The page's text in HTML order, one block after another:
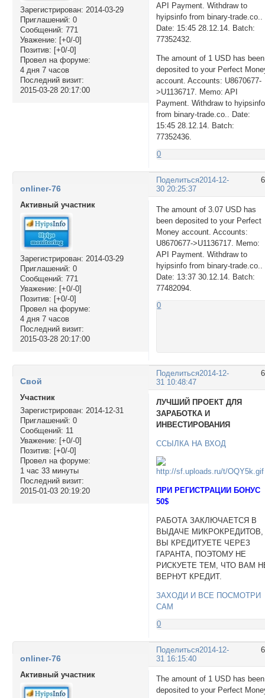
Зарегистрирован: 2014-03-29
Приглашений: 0
Сообщений: 771
Уважение: [+0/-0]
Позитив: [+0/-0]
Провел на форуме:
4 дня 7 часов
Последний визит:
2015-03-28 20:17:00
API Payment. Withdraw to
hyipsinfo from binary-trade.co..
Date: 15:45 28.12.14. Batch:
77352432.
The amount of 1 USD has been
deposited to your Perfect
account. Accounts: U8670677-
>U1136717. Memo: API
Payment. Withdraw to hyipsinfo
from binary-trade.co.. Date:
15:45 28.12.14. Batch:
77352436.
0
Поделиться2014-12-
30 20:25:37
onliner-76
Активный участник
Зарегистрирован: 2014-03-29
Приглашений: 0
Сообщений: 771
Уважение: [+0/-0]
Позитив: [+0/-0]
Провел на форуме:
4 дня 7 часов
Последний визит:
2015-03-28 20:17:00
The amount of 3.07 USD has
been deposited to your Perfect
Money account. Accounts:
U8670677->U1136717. Memo:
API Payment. Withdraw to
hyipsinfo from binary-trade.co..
Date: 13:37 30.12.14. Batch:
77482094.
0
Поделиться2014-12-
31 10:48:47
Свой
Участник
Зарегистрирован: 2014-12-31
Приглашений: 0
Сообщений: 11
Уважение: [+0/-0]
Позитив: [+0/-0]
Провел на форуме:
1 час 33 минуты
Последний визит:
2015-01-03 20:19:20
ЛУЧШИЙ ПРОЕКТ ДЛЯ
ЗАРАБОТКА И
ИНВЕСТИРОВАНИЯ
ССЫЛКА НА ВХОД
ПРИ РЕГИСТРАЦИИ БОНУС
50$
РАБОТА ЗАКЛЮЧАЕТСЯ В
ВЫДАЧЕ МИКРОКРЕДИТОВ,
ВЫ КРЕДИТУЕТЕ ЧЕРЕЗ
ГАРАНТА, ПОЭТОМУ НЕ
РИСКУЕТЕ ТЕМ, ЧТО ВАМ
ВЕРНУТ КРЕДИТ.
ЗАХОДИ И ВСЕ ПОСМОТРИ
САМ
0
Поделиться2014-12-
31 16:15:40
onliner-76
Активный участник
The amount of 1 USD has been
deposited to your Perfect